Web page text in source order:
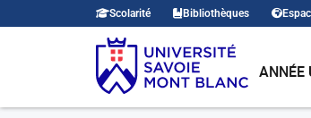
Scolarité Bibliothèques
ANNÉE